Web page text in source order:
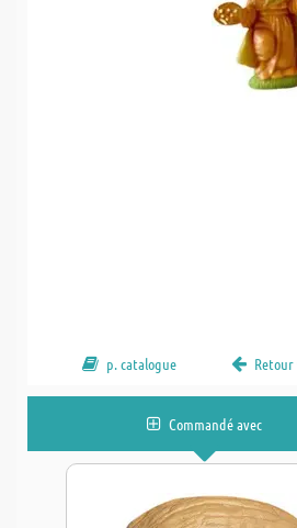
p. catalogue
Commandé avec